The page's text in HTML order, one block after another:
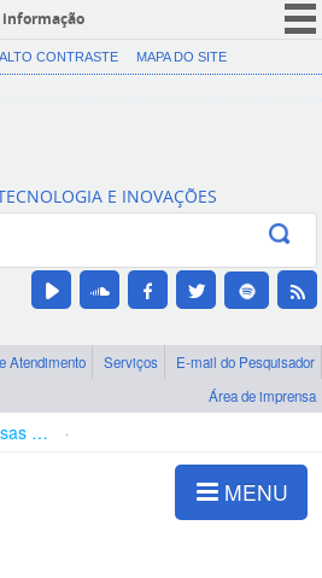
informação
CORONAVÍRUS (COVID-19)
Canais
ALTO CONTRASTE MAPA DO SITE
E INOVAÇÕES
Atendimento Serviços
E-mail do Pesquisador
Área de imprensa
Bolsas e Auxílios Vigentes
MENU